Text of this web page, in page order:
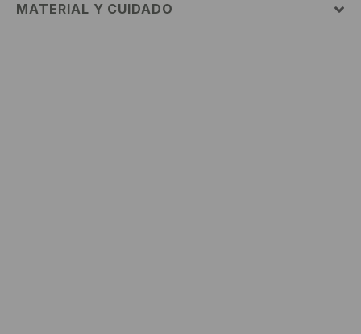
MATERIAL Y CUIDADO